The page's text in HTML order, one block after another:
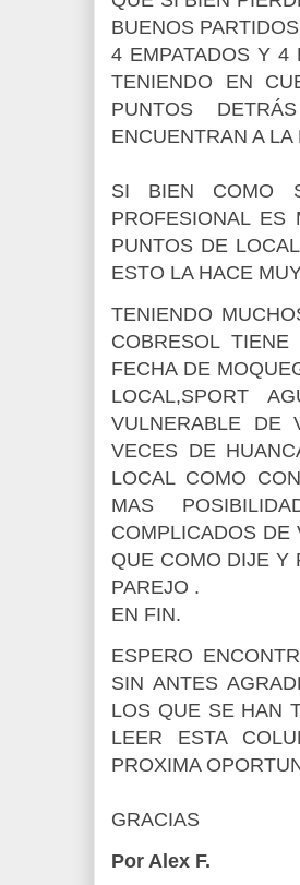
BUENOS
4 EMPATADOS Y 4
TENIENDO EN
PUNTOS
ENCUENTRAN A LA
SI BIEN COMO
PROFESIONAL ES
PUNTOS DE
ESTO LA HACE
TENIENDO
COBRESOL
FECHA DE
LOCAL,SPORT
VULNERABLE DE
VECES DE
LOCAL COMO
MAS
COMPLICADOS DE
QUE COMO DIJE Y
PAREJO .
EN FIN.
ESPERO
SIN ANTES
LOS QUE SE HAN
LEER ESTA
PROXIMA
GRACIAS
Por Alex F.